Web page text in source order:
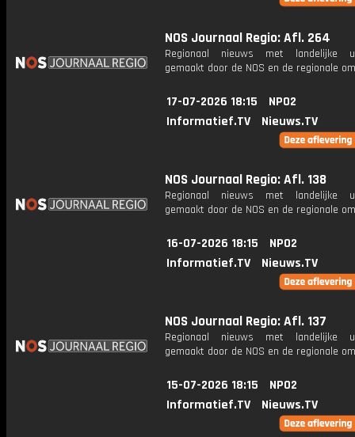
NOS Journaal Regio: Afl. 264
Regionaal nieuws met landelijke
gemaakt door de NOS en de regionale
17-07-2026 18:15
NPO2
Informatief.TV
Nieuws.TV
NOS Journaal Regio: Afl. 138
Regionaal nieuws met landelijke
gemaakt door de NOS en de regionale
16-07-2026 18:15
NPO2
Informatief.TV
Nieuws.TV
NOS Journaal Regio: Afl. 137
Regionaal nieuws met landelijke
gemaakt door de NOS en de regionale
15-07-2026 18:15
NPO2
Informatief.TV
Nieuws.TV